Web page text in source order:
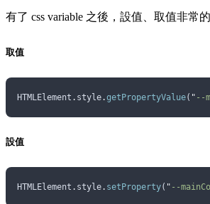
有了 css variable 之後，設值、取值非常的
取值
HTMLElement . style.getPropertyValue( " --
設值
HTMLElement . style. setProperty( " --